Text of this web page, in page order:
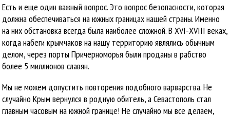
Есть и еще один важный вопрос. Это вопрос безопасности, которая
должна обеспечиваться на южных границах нашей страны. Именно
на них обстановка всегда была наиболее сложной. В XVI-XVIII веках,
когда набеги крымчаков на нашу территорию являлись обычным
делом, через порты Причерноморья были проданы в рабство
более 5 миллионов славян.
Мы не можем допустить повторения подобного варварства. Не
случайно Крым вернулся в родную обитель, а Севастополь стал
главным часовым на южной границе! Не случайно мы все делаем,